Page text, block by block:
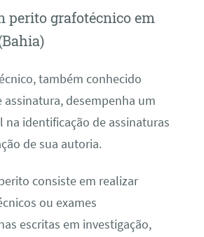
perito grafotécnico em
também conhecido
desempenha um
na identificação de assinaturas
de sua autoria.
consiste em realizar
ou exames
escritas em investigação,